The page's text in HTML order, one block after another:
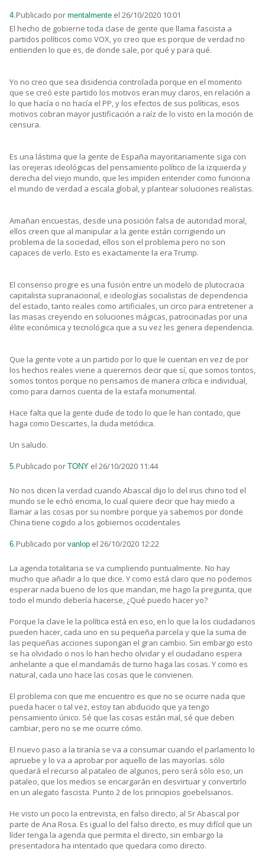
4.Publicado por mentalmente el 26/10/2020 10:01
El hecho de gobierne toda clase de gente que llama fascista a
partidos políticos como VOX, yo creo que es porque de verdad no
entienden lo que es, de donde sale, por qué y para qué.
Yo no creo que sea disidencia controlada porque en el momento
que se creó este partido los motivos eran muy claros, en relación a
lo que hacía o no hacía el PP, y los efectos de sus políticas, esos
motivos cobran mayor justificación a raíz de lo visto en la moción de
censura.
Es una lástima que la gente de España mayoritariamente siga con
las orejeras ideológicas del pensamiento político de la izquierda y
derecha del viejo mundo, que les impiden entender como funciona
el mundo de verdad a escala global, y plantear soluciones realistas.
Amañan encuestas, desde una posición falsa de autoridad moral,
ellos creen que al manipular a la gente están corrigiendo un
problema de la sociedad, ellos son el problema pero no son
capaces de verlo. Esto es exactamente la era Trump.
El consenso progre es una fusión entre un modelo de plutocracia
capitalista supranacional, e ideologías socialistas de dependencia
del estado, tanto reales como artificiales, un circo para entretener a
las masas creyendo en soluciones mágicas, patrocinadas por una
élite económica y tecnológica que a su vez les genera dependencia.
Que la gente vote a un partido por lo que le cuentan en vez de por
los hechos reales viene a querernos decir que sí, que somos tontos,
somos tontos porque no pensamos de manera crítica e individual,
como para darnos cuenta de la estafa monumental.
Hace falta que la gente dude de todo lo que le han contado, que
haga como Descartes, la duda metódica.
Un saludo.
5.Publicado por TONY el 26/10/2020 11:44
No nos dicen la verdad cuando Abascal dijo lo del irus chino tod el
mundo se le echó encima, lo cual quiere decir que hay miedo a
llamar a las cosas por su nombre porque ya sabemos por donde
China tiene cogido a los gobiernos occidentales
6.Publicado por vanlop el 26/10/2020 12:22
La agenda totalitaria se va cumpliendo puntualmente. No hay
mucho que añadir a lo que dice. Y como está claro que no podemos
esperar nada bueno de los que mandan, me hago la pregunta, que
todo el mundo debería hacerse, ¿Qué puedo hacer yo?
Porque la clave le la política está en eso, en lo que la los ciudadanos
pueden hacer, cada uno en su pequeña parcela y que la suma de
las pequeñas acciones supongan el gran cambio. Sin embargo esto
se ha olvidado o nos lo han hecho olvidar y el ciudadano espera
anhelante a que el mandamás de turno haga las cosas. Y como es
natural, cada uno hace las cosas que le convienen.
El problema con que me encuentro es que no se ocurre nada que
pueda hacer o tal vez, estoy tan abducido que ya tengo
pensamiento único. Sé que las cosas están mal, sé que deben
cambiar, pero no se me ocurre cómo.
El nuevo paso a la tiranía se va a consumar cuando el parlamento lo
apruebe y lo va a aprobar por aquello de las mayorías. sólo
quedará el recurso al pataleo de algunos, pero será sólo eso, un
pataleo, que los medios se encargarán en desvirtuar y convertirlo
en un alegato fascista. Punto 2 de los principios goebelsianos.
He visto un poco la entrevista, en falso directo, al Sr Abascal por
parte de Ana Rosa. Es igual lo del falso directo, es muy difícil que un
líder tenga la agenda que permita el directo, sin embargo la
presentadora ha intentado que quedara como directo.